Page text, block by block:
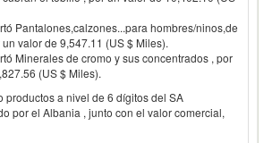
Pantalones,calzones...para hombres/ninos,de
valor de 9,547.11 (US $ Miles).
Minerales de cromo y sus concentrados , por
(US $ Miles).
productos a nivel de 6 dígitos del SA
por el Albania , junto con el valor comercial,